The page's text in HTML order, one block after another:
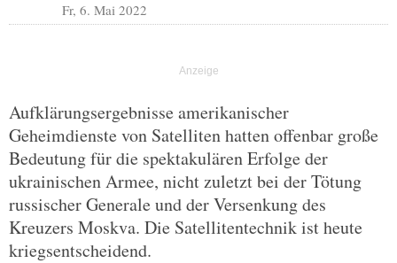
Fr, 6. Mai 2022
Aufklärungsergebnisse amerikanischer
Geheimdienste von Satelliten hatten offenbar große
Bedeutung für die spektakulären Erfolge der
ukrainischen Armee, nicht zuletzt bei der Tötung
russischer Generale und der Versenkung des
Kreuzers Moskva. Die Satellitentechnik ist heute
kriegsentscheidend.